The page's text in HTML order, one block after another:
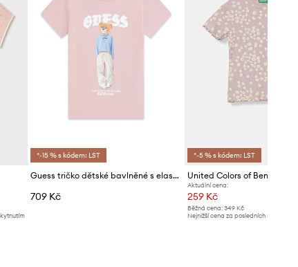
*-15 % s kódem: LST
Guess tričko dětské bavlněné s elastanem
709 Kč
*-5 % s kódem: LST
Aktuální cena:
259 Kč
Běžná cena: 349 Kč
Nejnižší cena za posledních 30 dnů